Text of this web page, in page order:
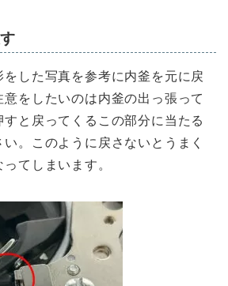
した写真を参考に内釜を元に戻
意をしたいのは内釜の出っ張って
と戻ってくるこの部分に当たる
。このように戻さないとうまく
てしまいます。